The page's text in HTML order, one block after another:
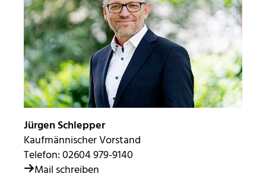
Jürgen Schlepper
Kaufmännischer Vorstand
Telefon:02604 979-9140
Mail schreiben
Diese Informationen helfen uns zu verstehen, wie
unsere Besucher unsere Website nutzen. Hierzu
nutzen wir die Software matomo. Daten werden
nicht an Dritte weitergegeben.
_pk_id
Anbieter:
Stiftung Scheuern
Zweck:
Seitenstatistik